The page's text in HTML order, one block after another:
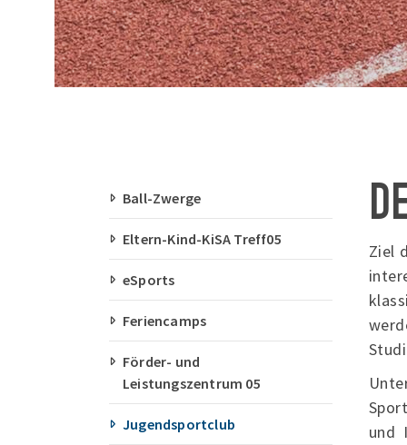
Ziel
und
Ball-Zwerge
Eltern-Kind-KiSA Treff05
eSports
Feriencamps
Förder- und
Leistungszentrum 05
Jugendsportclub